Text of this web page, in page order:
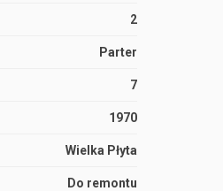
2
Parter
7
1970
Wielka Płyta
Do remontu